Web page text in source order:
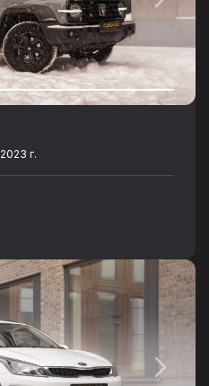
2023 г.